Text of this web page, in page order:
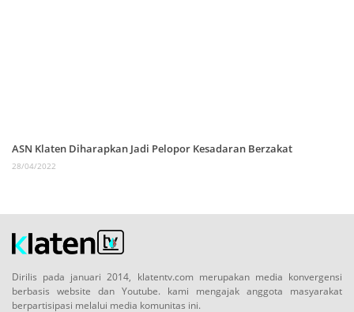
ASN Klaten Diharapkan Jadi Pelopor Kesadaran Berzakat
28/04/2022
Dirilis pada januari 2014, klatentv.com merupakan media konvergensi
berbasis website dan Youtube. kami mengajak anggota masyarakat
berpartisipasi melalui media komunitas ini.